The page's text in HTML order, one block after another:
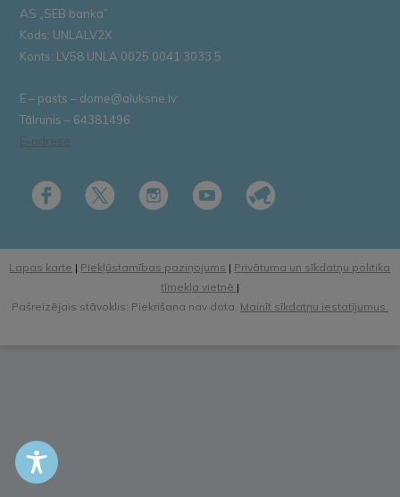
AS „SEB banka”
Kods: UNLALV2X
Konts: LV58 UNLA 0025 0041 3033 5
E – pasts – dome@aluksne.lv
Tālrunis – 64381496
E-adrese
Lapas karte | Piekļūstamības paziņojums | Privātuma un sīkdatņu politika
tīmekļa vietnē |
Pašreizējais stāvoklis: Piekrišana nav dota. Mainīt sīkdatņu iestatījumus.